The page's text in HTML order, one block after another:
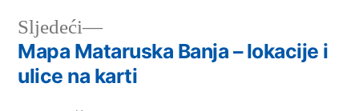
Кретање
чланка
Sljedeći
Следећи
чланак:
Mapa Mataruska Banja – lokacije i
ulice na karti